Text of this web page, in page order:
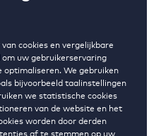
cookies en vergelijkbare
uw gebruikerservaring
optimaliseren. We gebruiken
bijvoorbeeld taalinstellingen
we statistische cookies
van de website en het
worden door derden